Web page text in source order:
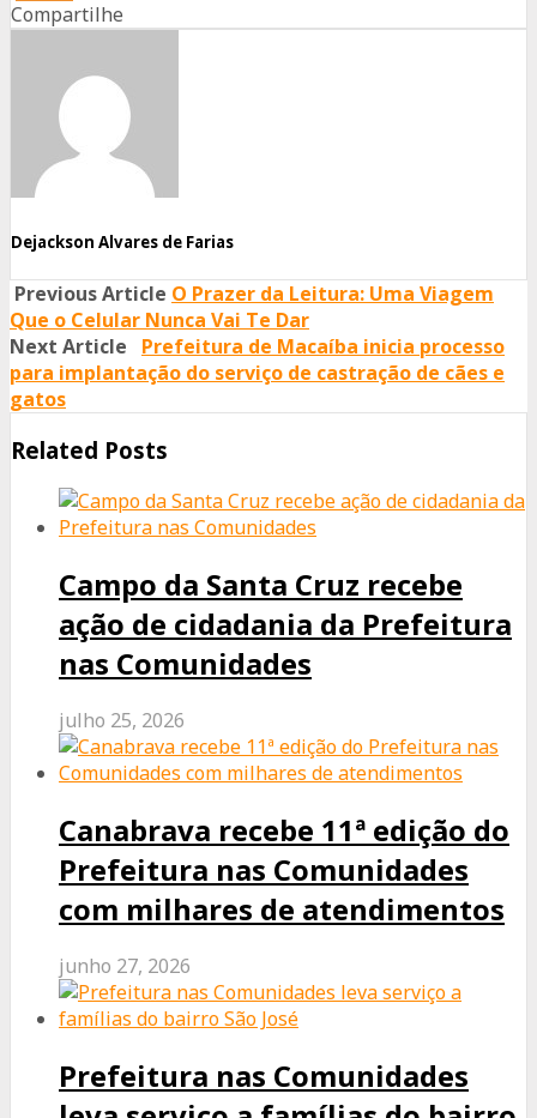
Compartilhe
Facebook
Twitter
Whatsapp
Dejackson Alvares de Farias
Previous Article O Prazer da Leitura: Uma Viagem
Que o Celular Nunca Vai Te Dar
Next Article
Prefeitura de Macaíba inicia processo
para implantação do serviço de castração de cães e
gatos
Related Posts
Campo da Santa Cruz recebe
ação de cidadania da Prefeitura
nas Comunidades
julho 25, 2026
Canabrava recebe 11ª edição do
Prefeitura nas Comunidades
com milhares de atendimentos
junho 27, 2026
Prefeitura nas Comunidades